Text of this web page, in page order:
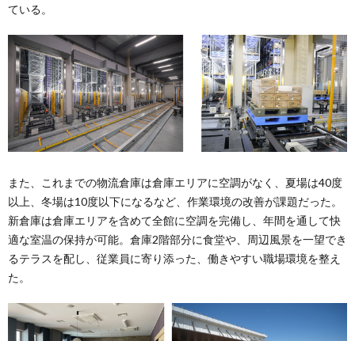
ている。
また、これまでの物流倉庫は倉庫エリアに空調がなく、夏場は40度
以上、冬場は10度以下になるなど、作業環境の改善が課題だった。
新倉庫は倉庫エリアを含めて全館に空調を完備し、年間を通して快
適な室温の保持が可能。倉庫2階部分に食堂や、周辺風景を一望でき
るテラスを配し、従業員に寄り添った、働きやすい職場環境を整え
た。